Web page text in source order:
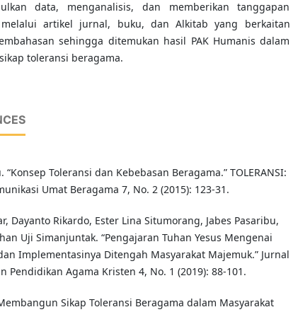
data, menganalisis, dan memberikan tanggapan
artikel jurnal, buku, dan Alkitab yang berkaitan
sehingga ditemukan hasil PAK Humanis dalam
toleransi beragama.
“Konsep Toleransi dan Kebebasan Beragama.” TOLERANSI:
Umat Beragama 7, No. 2 (2015): 123-31.
Dayanto Rikardo, Ester Lina Situmorang, Jabes Pasaribu,
Uji Simanjuntak. “Pengajaran Tuhan Yesus Mengenai
Implementasinya Ditengah Masyarakat Majemuk.” Jurnal
Pendidikan Agama Kristen 4, No. 1 (2019): 88-101.
Sikap Toleransi Beragama dalam Masyarakat